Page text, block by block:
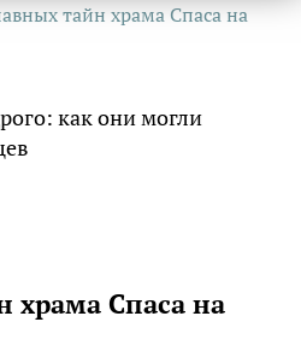
тайн храма Спаса на
храма Спаса на